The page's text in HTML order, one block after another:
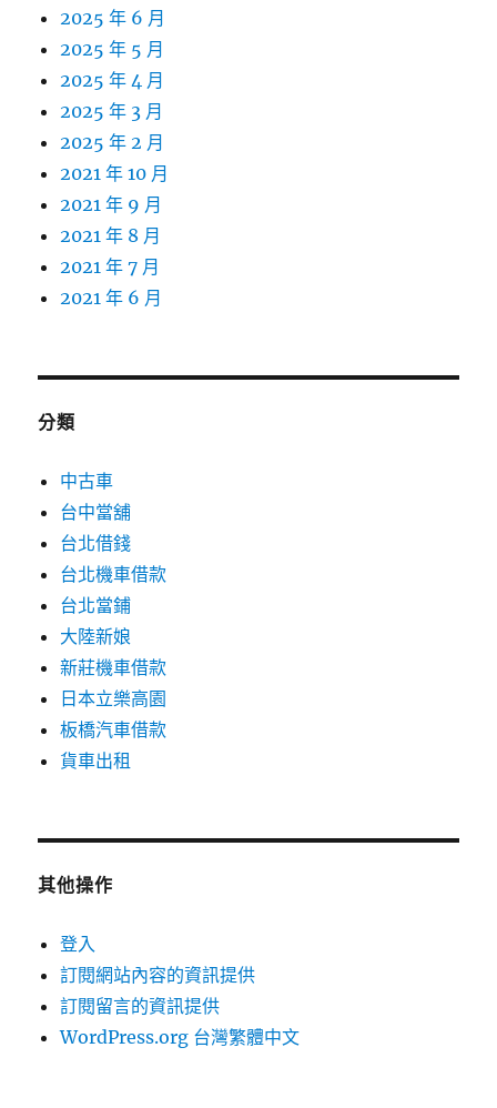
2025 年 6 月
2025 年 5 月
2025 年 4 月
2025 年 3 月
2025 年 2 月
2021 年 10 月
2021 年 9 月
2021 年 8 月
2021 年 7 月
2021 年 6 月
分類
中古車
台中當舖
台北借錢
台北機車借款
台北當鋪
大陸新娘
新莊機車借款
日本立樂高園
板橋汽車借款
貨車出租
其他操作
登入
訂閱網站內容的資訊提供
訂閱留言的資訊提供
WordPress.org 台灣繁體中文